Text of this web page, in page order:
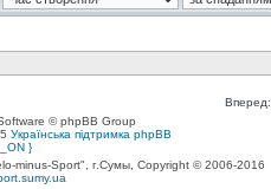
Вперед:
© phpBB Group
Українська підтримка phpBB
}
minus-Sport", г.Сумы, Copyright © 2006-2016